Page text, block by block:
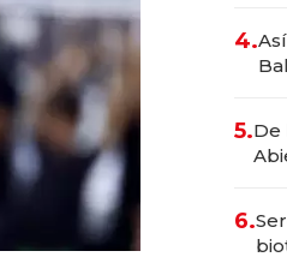
4.
5.De
6.